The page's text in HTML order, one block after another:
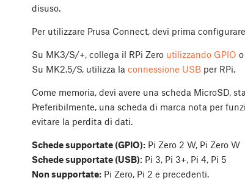
disuso.
Per utilizzare Prusa Connect, devi prima
Su MK3/S/+, collega il RPi Zero utilizzando GPIO
Su MK2.5/S, utilizza la connessione USB per RPi.
Come memoria, devi avere una scheda MicroSD,
Preferibilmente, una scheda di marca nota per
evitare la perdita di dati.
Schede supportate (GPIO): Pi Zero 2 W, Pi Zero W
Schede supportate (USB): Pi 3, Pi 3+, Pi 4, Pi 5
Non supportate: Pi Zero, Pi 2 e precedenti.